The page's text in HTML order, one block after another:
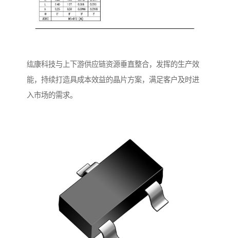
纮康科技与上下游供应链资源垂直整合，发挥的生产效
能，持续打造具成本效益的晶片方案，满足客户及时进
入市场的需求。